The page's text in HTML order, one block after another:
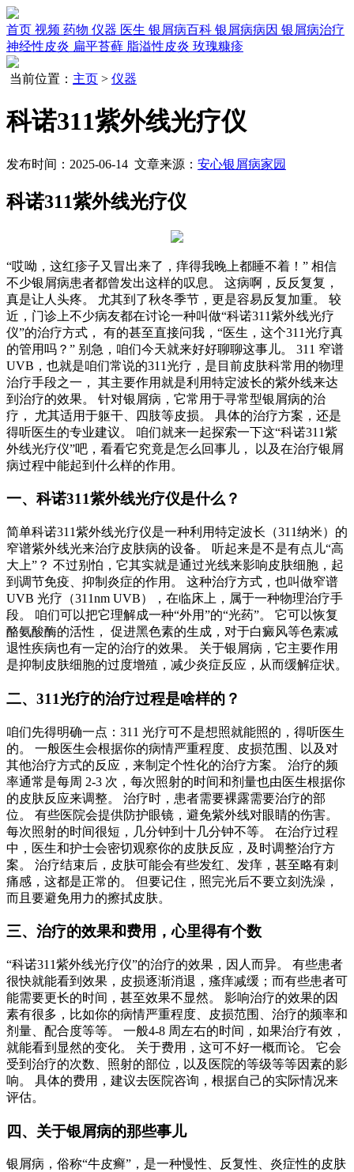
首页 视频 药物 仪器 医生 银屑病百科 银屑病病因 银屑病治疗
神经性皮炎 扁平苔藓 脂溢性皮炎 玫瑰糠疹
当前位置： 主页 > 仪器
科诺311紫外线光疗仪
发布时间：2025-06-14 文章来源： 安心银屑病家园
科诺311紫外线光疗仪
“哎呦，这红疹子又冒出来了，痒得我晚上都睡不着！” 相信
不少银屑病患者都曾发出这样的叹息。 这病啊，反反复复，
真是让人头疼。 尤其到了秋冬季节，更是容易反复加重。 较
近，门诊上不少病友都在讨论一种叫做“科诺311紫外线光疗
仪”的治疗方式， 有的甚至直接问我，“医生，这个311光疗真
的管用吗？” 别急，咱们今天就来好好聊聊这事儿。 311 窄谱
UVB，也就是咱们常说的311光疗，是目前皮肤科常用的物理
治疗手段之一， 其主要作用就是利用特定波长的紫外线来达
到治疗的效果。 针对银屑病，它常用于寻常型银屑病的治
疗， 尤其适用于躯干、四肢等皮损。 具体的治疗方案，还是
得听医生的专业建议。 咱们就来一起探索一下这“科诺311紫
外线光疗仪”吧，看看它究竟是怎么回事儿， 以及在治疗银屑
病过程中能起到什么样的作用。
一、科诺311紫外线光疗仪是什么？
简单科诺311紫外线光疗仪是一种利用特定波长（311纳米）的
窄谱紫外线光来治疗皮肤病的设备。 听起来是不是有点儿“高
大上”？ 不过别怕，它其实就是通过光线来影响皮肤细胞，起
到调节免疫、抑制炎症的作用。 这种治疗方式，也叫做窄谱
UVB 光疗（311nm UVB），在临床上，属于一种物理治疗手
段。 咱们可以把它理解成一种“外用”的“光药”。 它可以恢复
酪氨酸酶的活性， 促进黑色素的生成，对于白癜风等色素减
退性疾病也有一定的治疗的效果。 关于银屑病，它主要作用
是抑制皮肤细胞的过度增殖，减少炎症反应，从而缓解症状。
二、311光疗的治疗过程是啥样的？
咱们先得明确一点：311 光疗可不是想照就能照的，得听医生
的。 一般医生会根据你的病情严重程度、皮损范围、以及对
其他治疗方式的反应，来制定个性化的治疗方案。 治疗的频
率通常是每周 2-3 次，每次照射的时间和剂量也由医生根据你
的皮肤反应来调整。 治疗时，患者需要裸露需要治疗的部
位。 有些医院会提供防护眼镜，避免紫外线对眼睛的伤害。
每次照射的时间很短，几分钟到十几分钟不等。 在治疗过程
中，医生和护士会密切观察你的皮肤反应，及时调整治疗方
案。 治疗结束后，皮肤可能会有些发红、发痒，甚至略有刺
痛感，这都是正常的。 但要记住，照完光后不要立刻洗澡，
而且要避免用力的擦拭皮肤。
三、治疗的效果和费用，心里得有个数
“科诺311紫外线光疗仪”的治疗的效果，因人而异。 有些患者
很快就能看到效果，皮损逐渐消退，瘙痒减缓；而有些患者可
能需要更长的时间，甚至效果不显然。 影响治疗的效果的因
素有很多，比如你的病情严重程度、皮损范围、治疗的频率和
剂量、配合度等等。 一般4-8 周左右的时间，如果治疗有效，
就能看到显然的变化。 关于费用，这可不好一概而论。 它会
受到治疗的次数、照射的部位，以及医院的等级等等因素的影
响。 具体的费用，建议去医院咨询，根据自己的实际情况来
评估。
四、关于银屑病的那些事儿
银屑病，俗称“牛皮癣”，是一种慢性、反复性、炎症性的皮肤